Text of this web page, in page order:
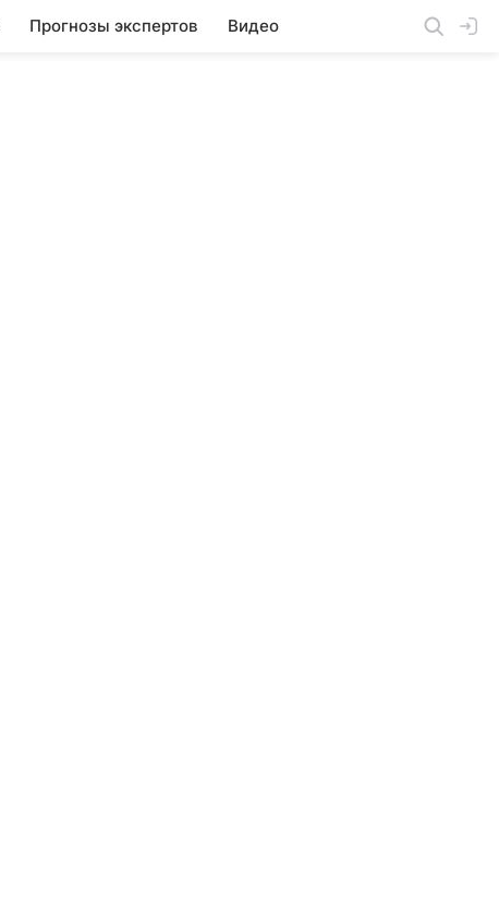
Прогнозы экспертов Видео